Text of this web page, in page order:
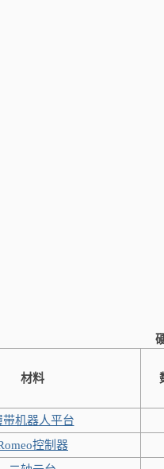
材料
带机器人平台
控制器